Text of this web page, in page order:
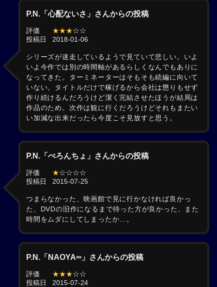
P.N.「心配ないさ」さんからの投稿
評価 ★★★☆☆
投稿日
2018-01-06
シリーズが迷走しているようで見ていて悲しい。いよ
いよ今作では別の時間軸があるらしくなんでもありに
なってきた。ターミネーターはそもそも続編に向いて
いない。タイトルだけで稼げるから会社は懲りもせず
作り続けるんだろうけど潔く完結させたほうが結局は
作品のため。次作は観に行くだろうけどそれもまたい
い加減な出来だったら今度こそ見放すと思う。
P.N.「ぺろんちょ」さんからの投稿
評価 ★☆☆☆☆
投稿日
2015-07-25
つまらなかった、映画館で見に行かなければ良かっ
た、DVDの旧作になるまで待った方が良かった、また
時間をムダにしてしまったか…。
P.N.「NAOYA∞」さんからの投稿
評価 ★★★☆☆
投稿日
2015-07-24